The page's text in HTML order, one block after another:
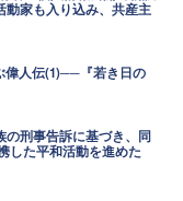
家も入り込み、共産主
偉人伝(1)──『若き日の
の刑事告訴に基づき、同
した平和活動を進めた